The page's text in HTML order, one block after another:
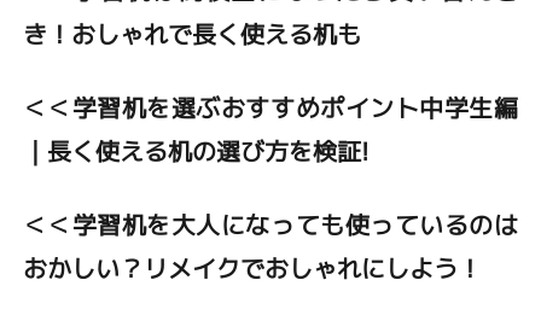
き！おしゃれで長く使える机も
＜＜ 学習机を選ぶおすすめポイント中学生編
｜長く使える机の選び方を検証!
＜＜学習机を大人になっても使っているのは
おかしい？リメイクでおしゃれにしよう！